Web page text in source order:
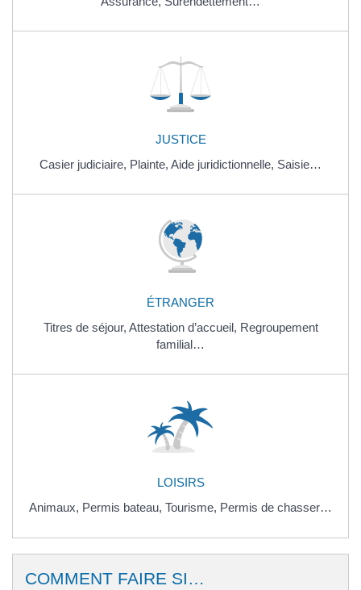
JUSTICE
Casier judiciaire, Plainte, Aide juridictionnelle, Saisie…
ÉTRANGER
Titres de séjour, Attestation d’accueil, Regroupement
familial…
LOISIRS
Animaux, Permis bateau, Tourisme, Permis de chasser…
COMMENT FAIRE SI…